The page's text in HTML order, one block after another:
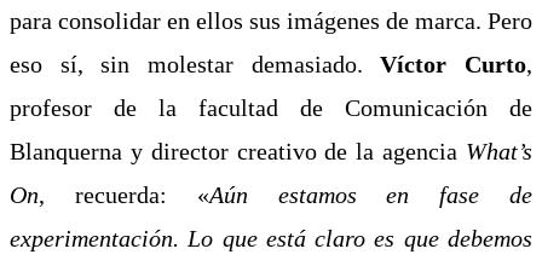
para consolidar en ellos sus imágenes de marca. Pero
eso sí, sin molestar demasiado.Víctor Curto,
profesor de la facultad de Comunicación de
Blanquerna y director creativo de la agencia What’s
On, recuerda: «Aún estamos en fase de
experimentación. Lo que está claro es que debemos